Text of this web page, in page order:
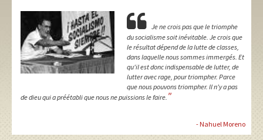
Je ne crois pas que le triomphe
du socialisme soit inévitable. Je crois que
le résultat dépend de la lutte de classes,
dans laquelle nous sommes immergés. Et
qu'il est donc indispensable de lutter, de
lutter avec rage, pour triompher. Parce
que nous pouvons triompher. Il n'y a pas
de dieu qui a préétabli que nous ne puissions le faire. "
- Nahuel Moreno